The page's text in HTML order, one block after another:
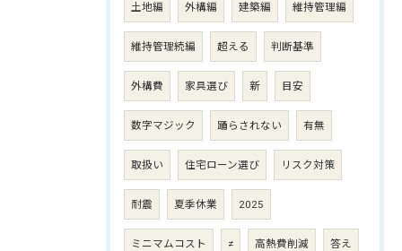
土地編 外構編 建築編 維持管理編
維持管理続編 超える 判断基準
外構費 家具選び 新 目安
数字マジック 踊らされない 有無
取扱い 住宅ローン選び リスク対策
耐震 夏季休業 2025
ミニマムコスト ≠ 高熱費削減 答え